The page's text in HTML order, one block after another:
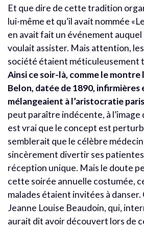
Et que dire de cette tradition
lui-même et qu’il avait nommée
en avait fait un événement auquel
voulait assister. Mais attention,
société étaient méticuleusement
Ainsi ce soir-là, comme le montre
Belon, datée de 1890, infirmières
mélangeaient à l’aristocratie
peut paraître indécente, à l’image
est vrai que le concept est
semblerait que le célèbre
sincèrement divertir ses
réception unique. Mais le doute
cette soirée annuelle costumée,
malades étaient invitées à danser.
Jeanne Louise Beaudoin, qui,
aurait dit avoir découvert lors de